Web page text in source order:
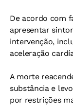
De acordo com
apresentar
intervenção,
aceleração
A morte
substância e
por restrições